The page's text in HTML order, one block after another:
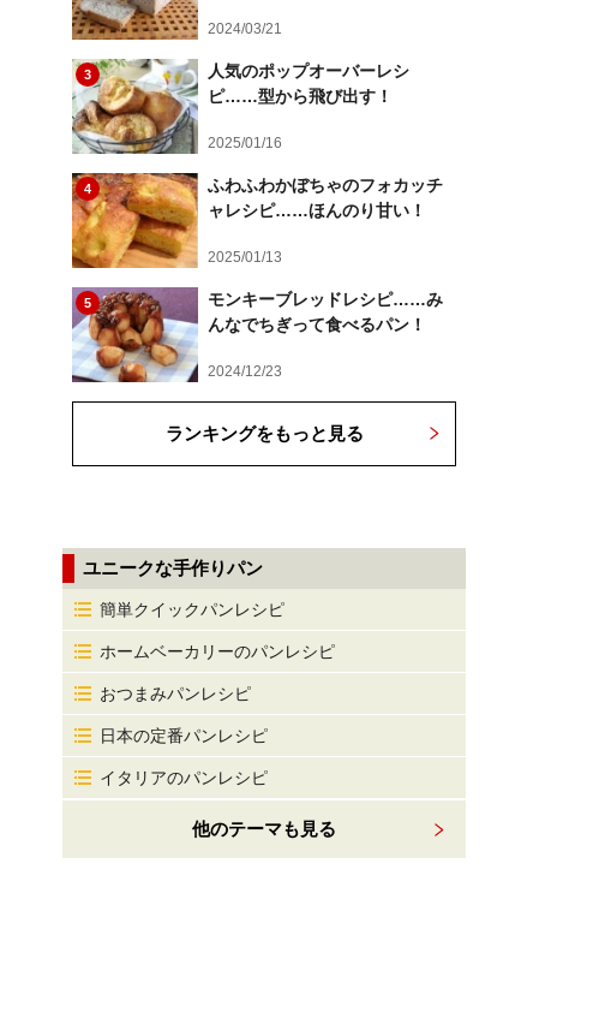
2024/03/21
3
人気のポップオーバーレシ
ピ……型から飛び出す！
2025/01/16
4
ふわふわかぼちゃのフォカッチ
ャレシピ……ほんのり甘い！
2025/01/13
5
モンキーブレッドレシピ……み
んなでちぎって食べるパン！
2024/12/23
ランキングをもっと見る
ユニークな手作りパン
簡単クイックパンレシピ
ホームベーカリーのパンレシピ
おつまみパンレシピ
日本の定番パンレシピ
イタリアのパンレシピ
他のテーマも見る